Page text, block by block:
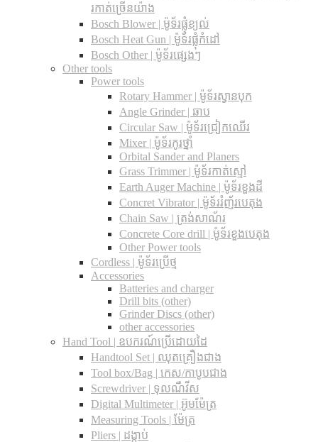
រកាត់ច្រើនយ៉ាង
Bosch Blower | ម៉ូទ័រផ្លុំខ្យល់
Bosch Heat Gun | ម៉ូទ័រផ្លុំកំដៅ
Bosch Other | ម៉ូទ័រផ្សេងៗ
Other tools
Power tools
Rotary Hammer | ម៉ូទ័រស្វានបុក
Angle Grinder | ឆាប
Circular Saw​ | ម៉ូទ័រជ្រៀកឈើរ
Mixer | ម៉ូទ័រកូរថ្នាំ
Orbital Sander and Planers
Grass Trimmer | ម៉ូទ័រកាត់ស្មៅ
Earth Auger Machine | ម៉ូទ័រខួងដី
Concret Vibrator | ម៉ូទ័ររំញ័របេតុង
Chain Saw | ត្រង់សាណ័រ
Concrete Core drill | ម៉ូទ័រខួងបេតុង
Other Power tools
Cordless​ | ម៉ូទ័រប្រើថ្ម
Accessories
Batteries and charger
Drill bits (other)
Grinder Discs (other)
other accessories
Hand Tool | ឧបករណ៍ប្រើដោយដៃ
Handtool Set | ឈុតគ្រឿងជាង
Tool box/Bag | កេស/កាបូបជាង
Screwdriver | ទុលណឺវីស
Digital Multimeter | អ៊ូមម៉ែត្រ
Measuring Tools | ម៉ែត្រ
Pliers | ដង្កាប់